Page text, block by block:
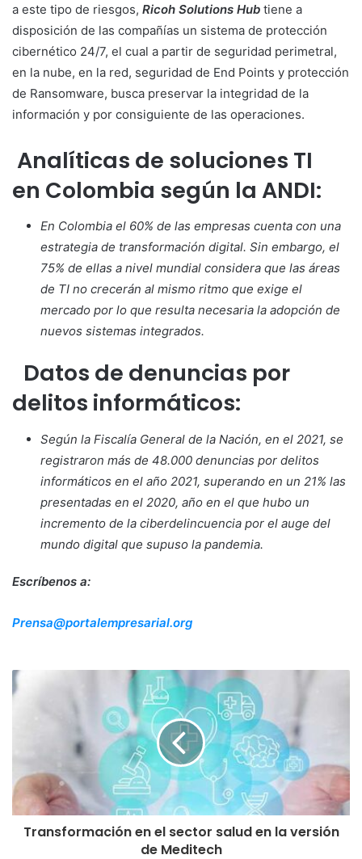
a este tipo de riesgos, Ricoh Solutions Hub tiene a
disposición de las compañías un sistema de protección
cibernético 24/7, el cual a partir de seguridad perimetral,
en la nube, en la red, seguridad de End Points y protección
de Ransomware, busca preservar la integridad de la
información y por consiguiente de las operaciones.
Analíticas de soluciones TI
en Colombia según la ANDI:
En Colombia el 60% de las empresas cuenta con una
estrategia de transformación digital. Sin embargo, el
75% de ellas a nivel mundial considera que las áreas
de TI no crecerán al mismo ritmo que exige el
mercado por lo que resulta necesaria la adopción de
nuevos sistemas integrados.
Datos de denuncias por
delitos informáticos:
Según la Fiscalía General de la Nación, en el 2021, se
registraron más de 48.000 denuncias por delitos
informáticos en el año 2021, superando en un 21% las
presentadas en el 2020, año en el que hubo un
incremento de la ciberdelincuencia por el auge del
mundo digital que supuso la pandemia.
Escríbenos a:
Prensa@portalempresarial.org
Transformación en el sector salud en la versión
de Meditech